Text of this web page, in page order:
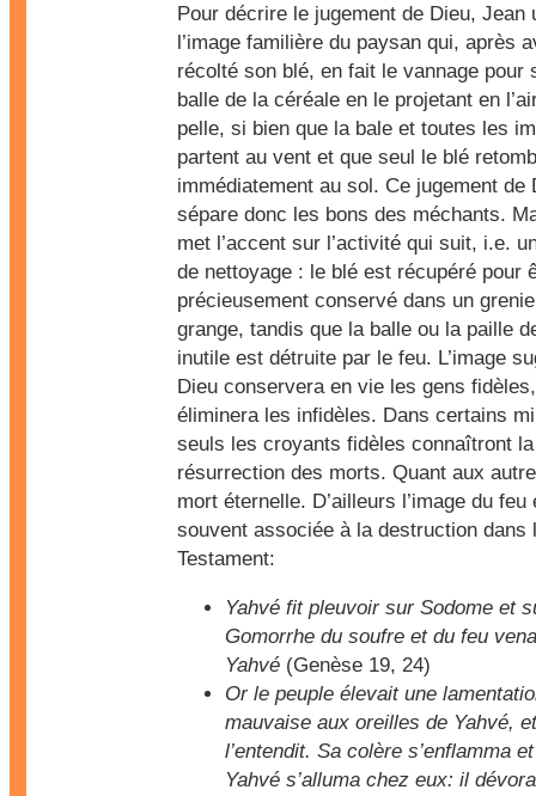
Pour décrire le jugement de Dieu, Jean
l’image familière du paysan qui, après
récolté son blé, en fait le vannage pour
balle de la céréale en le projetant en
pelle, si bien que la bale et toutes les
partent au vent et que seul le blé
immédiatement au sol. Ce jugement de
sépare donc les bons des méchants.
met l’accent sur l’activité qui suit, i.e.
de nettoyage : le blé est récupéré pour
précieusement conservé dans un
grange, tandis que la balle ou la paille
inutile est détruite par le feu. L’image
Dieu conservera en vie les gens
éliminera les infidèles. Dans certains
seuls les croyants fidèles connaîtront la
résurrection des morts. Quant aux
mort éternelle. D’ailleurs l’image du feu
souvent associée à la destruction dans
Testament:
Yahvé fit pleuvoir sur Sodome et
Gomorrhe du soufre et du feu
Yahvé (Genèse 19, 24)
Or le peuple élevait une
mauvaise aux oreilles de Yahvé,
l’entendit. Sa colère s’enflamma
Yahvé s’alluma chez eux: il